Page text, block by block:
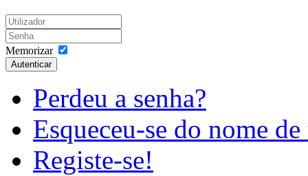
Memorizar
Autenticar
Perdeu a senha?
Esqueceu-se do nome
Registe-se!